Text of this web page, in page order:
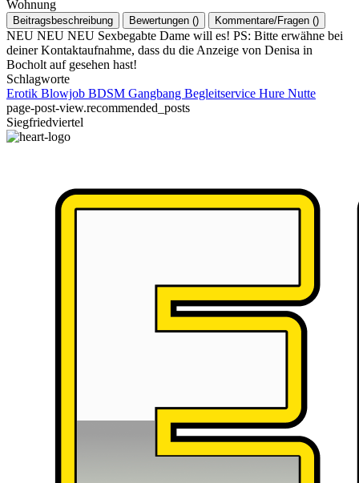
Wohnung
Beitragsbeschreibung Bewertungen () Kommentare/Fragen ()
NEU NEU NEU Sexbegabte Dame will es! PS: Bitte erwähne bei
deiner Kontaktaufnahme, dass du die Anzeige von Denisa in
Bocholt auf gesehen hast!
Schlagworte
Erotik Blowjob BDSM Gangbang Begleitservice Hure Nutte
page-post-view.recommended_posts
Siegfriedviertel